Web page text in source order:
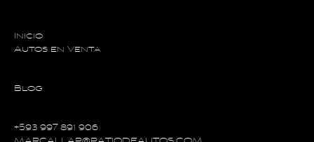
Inicio
Autos en Venta
Blog
+593 997 891 906